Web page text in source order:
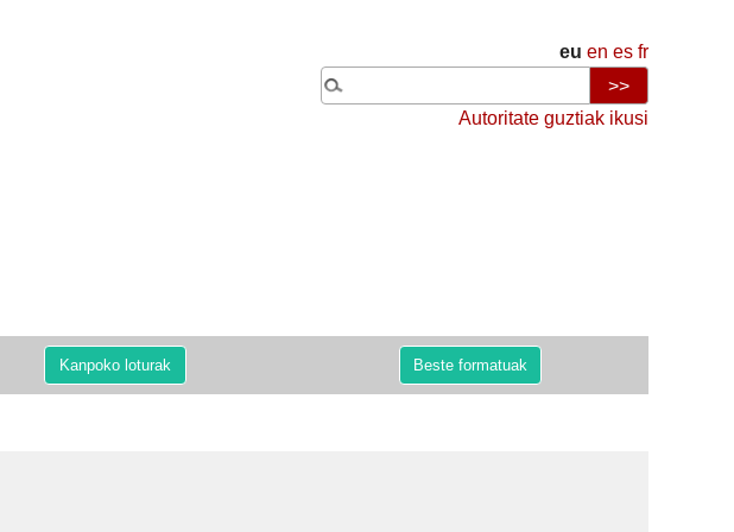
eu en es fr
Autoritate guztiak ikusi
Kanpoko loturak Beste formatuak